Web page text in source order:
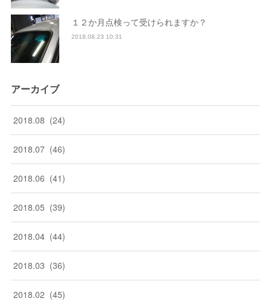
１２か月点検って受けられますか？
2018.08.23 10:31
アーカイブ
2018.08 (24)
2018.07 (46)
2018.06 (41)
2018.05 (39)
2018.04 (44)
2018.03 (36)
2018.02 (45)